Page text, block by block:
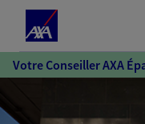
Votre Conseiller AXA